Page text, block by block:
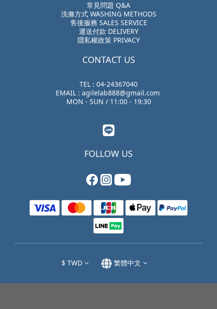
常見問題 Q&A
洗滌方式 WASHING METHODS
售後服務 SALES SERVICE
運送付款 DELIVERY
隱私權政策 PRIVACY
CONTACT US
TEL : 04-24367040
EMAIL : agilelab888@gmail.com
MON - SUN / 11:00 - 19:30
FOLLOW US
$ TWD 繁體中文